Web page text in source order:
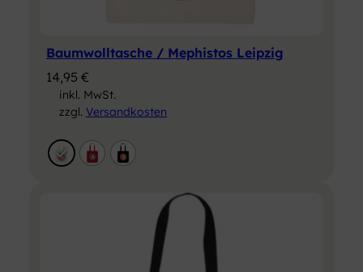
Baumwolltasche / Mephistos Leipzig
14,95 €
inkl. MwSt.
zzgl. Versandkosten